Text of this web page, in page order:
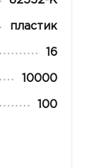
пластик
16
10000
100